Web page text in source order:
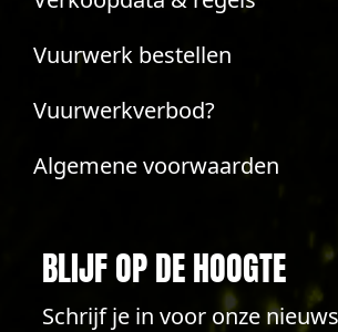
Vuurwerk bestellen
Vuurwerkverbod?
Algemene voorwaarden
BLIJF OP DE HOOGTE
Schrijf je in voor onze